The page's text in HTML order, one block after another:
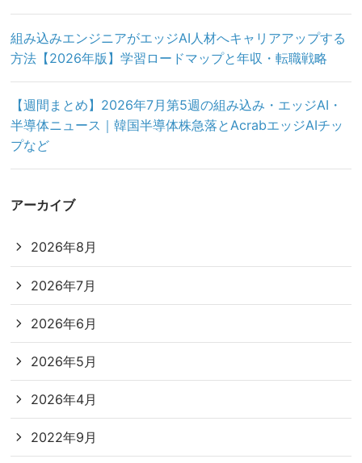
組み込みエンジニアがエッジAI人材へキャリアアップする
方法【2026年版】学習ロードマップと年収・転職戦略
【週間まとめ】2026年7月第5週の組み込み・エッジAI・
半導体ニュース｜韓国半導体株急落とAcrabエッジAIチッ
プなど
アーカイブ
2026年8月
2026年7月
2026年6月
2026年5月
2026年4月
2022年9月